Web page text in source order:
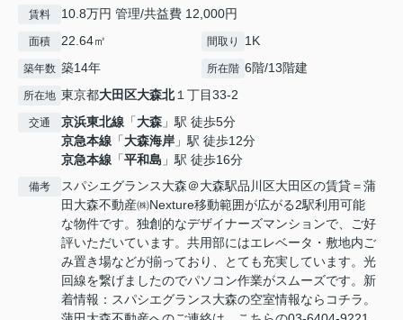
賃料 10.8万円 管理/共益費 12,000円
面積 22.64㎡ 間取り 1K
築年数 築14年 所在階 6階/13階建
所在地 東京都大田区大森北１丁目33-2
交通 京浜東北線 「大森 」駅 徒歩5分
京急本線 「大森海岸 」駅 徒歩12分
京急本線 「平和島 」駅 徒歩16分
備考
スパシエグランス大森＠大森駅品川区大田区の賃貸＝蒲
田大森不動産㈱Nexture移動範囲が広がる2駅利用可能
な物件です。独創的なデザイナーズマンションで、ご好
評いただいています。共用部にはエレベータ・敷地内ご
み置き場などが揃っており、とても充実しています。光
回線を繋げましたのでパソコン作業がスムーズです。新
着情報：スパシエグランス大森の空室情報ならコチラ。